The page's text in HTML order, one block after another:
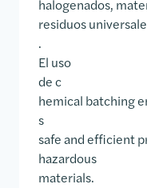
halogenados,
residuos
.
El uso
de c
hemical batching
s
safe and efficient
hazardous
materials.